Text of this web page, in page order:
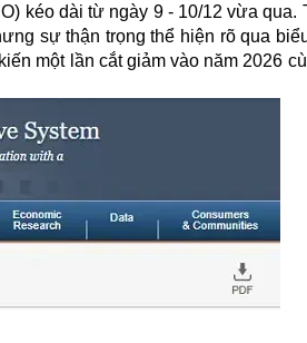
kéo dài từ ngày 9 - 10/12 vừa qua.
sự thận trọng thể hiện rõ qua
một lần cắt giảm vào năm 2026